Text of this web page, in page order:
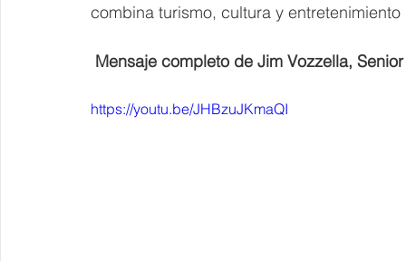
combina turismo, cultura y
Mensaje completo de Jim Vozzella,
https://youtu.be/JHBzuJKmaQI